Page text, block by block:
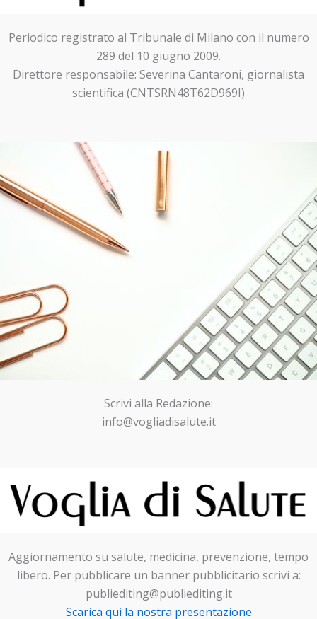
Periodico registrato al Tribunale di Milano con il numero
289 del 10 giugno 2009.
Direttore responsabile: Severina Cantaroni, giornalista
scientifica (CNTSRN48T62D969I)
Scrivi alla Redazione:
info@vogliadisalute.it
Aggiornamento su salute, medicina, prevenzione, tempo
libero. Per pubblicare un banner pubblicitario scrivi a:
publiediting@publiediting.it
Scarica qui la nostra presentazione